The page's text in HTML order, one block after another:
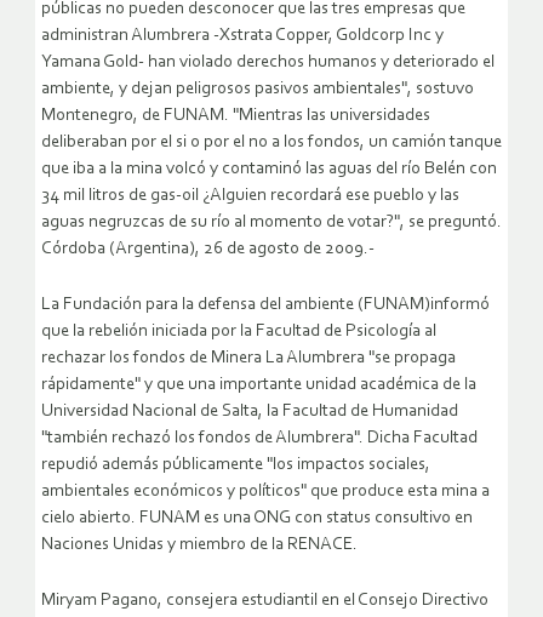
públicas no pueden desconocer que las tres empresas que
administran Alumbrera -Xstrata Copper, Goldcorp Inc y
Yamana Gold- han violado derechos humanos y deteriorado el
ambiente, y dejan peligrosos pasivos ambientales", sostuvo
Montenegro, de FUNAM. "Mientras las universidades
deliberaban por el si o por el no a los fondos, un camión tanque
que iba a la mina volcó y contaminó las aguas del río Belén con
34 mil litros de gas-oil ¿Alguien recordará ese pueblo y las
aguas negruzcas de su río al momento de votar?", se preguntó.
Córdoba (Argentina), 26 de agosto de 2009.-
La Fundación para la defensa del ambiente (FUNAM)informó
que la rebelión iniciada por la Facultad de Psicología al
rechazar los fondos de Minera La Alumbrera "se propaga
rápidamente" y que una importante unidad académica de la
Universidad Nacional de Salta, la Facultad de Humanidad
"también rechazó los fondos de Alumbrera". Dicha Facultad
repudió además públicamente "los impactos sociales,
ambientales económicos y políticos" que produce esta mina a
cielo abierto. FUNAM es una ONG con status consultivo en
Naciones Unidas y miembro de la RENACE.
Miryam Pagano, consejera estudiantil en el Consejo Directivo